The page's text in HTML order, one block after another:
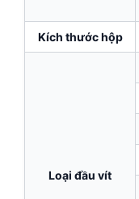
Kích thước hộp
Loại đầu vít